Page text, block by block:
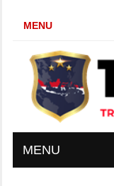
MENU
MENU